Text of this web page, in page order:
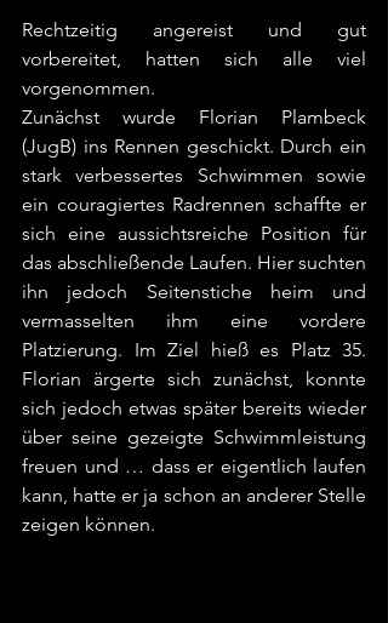
Rechtzeitig angereist und gut
vorbereitet, hatten sich alle viel
vorgenommen.
Zunächst wurde Florian Plambeck
(JugB) ins Rennen geschickt. Durch ein
stark verbessertes Schwimmen sowie
ein couragiertes Radrennen schaffte er
sich eine aussichtsreiche Position für
das abschließende Laufen. Hier suchten
ihn jedoch Seitenstiche heim und
vermasselten ihm eine vordere
Platzierung. Im Ziel hieß es Platz 35.
Florian ärgerte sich zunächst, konnte
sich jedoch etwas später bereits wieder
über seine gezeigte Schwimmleistung
freuen und … dass er eigentlich laufen
kann, hatte er ja schon an anderer Stelle
zeigen können.